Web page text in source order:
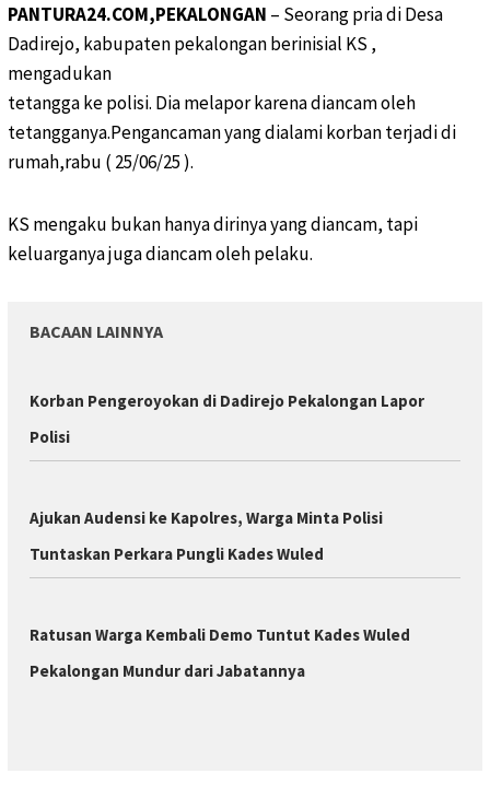
PANTURA24.COM,PEKALONGAN – Seorang pria di Desa
Dadirejo, kabupaten pekalongan berinisial KS ,
mengadukan
tetangga ke polisi. Dia melapor karena diancam oleh
tetangganya.Pengancaman yang dialami korban terjadi di
rumah,rabu ( 25/06/25 ).
KS mengaku bukan hanya dirinya yang diancam, tapi
keluarganya juga diancam oleh pelaku.
BACAAN LAINNYA
Korban Pengeroyokan di Dadirejo Pekalongan Lapor
Polisi
Ajukan Audensi ke Kapolres, Warga Minta Polisi
Tuntaskan Perkara Pungli Kades Wuled
Ratusan Warga Kembali Demo Tuntut Kades Wuled
Pekalongan Mundur dari Jabatannya